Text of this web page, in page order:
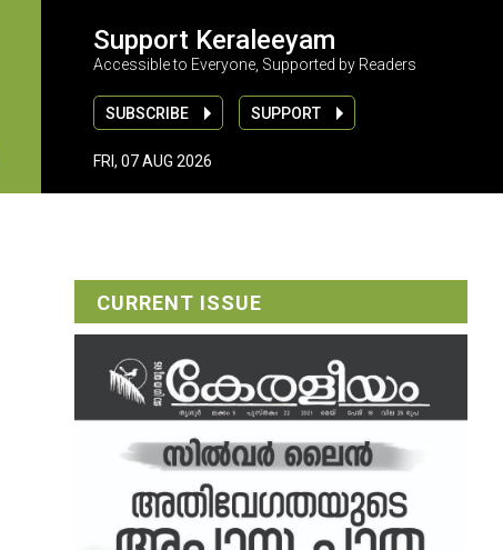
Support Keraleeyam
Accessible to Everyone, Supported by Readers
SUBSCRIBE SUPPORT
FRI, 07 AUG 2026
CURRENT ISSUE